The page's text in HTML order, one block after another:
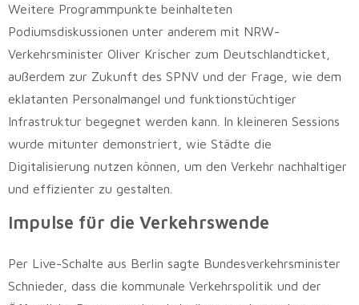
Weitere Programmpunkte beinhalteten
Podiumsdiskussionen unter anderem mit NRW-
Verkehrsminister Oliver Krischer zum Deutschlandticket,
außerdem zur Zukunft des SPNV und der Frage, wie dem
eklatanten Personalmangel und funktionstüchtiger
Infrastruktur begegnet werden kann. In kleineren Sessions
wurde mitunter demonstriert, wie Städte die
Digitalisierung nutzen können, um den Verkehr nachhaltiger
und effizienter zu gestalten.
Impulse für die Verkehrswende
Per Live-Schalte aus Berlin sagte Bundesverkehrsminister
Schnieder, dass die kommunale Verkehrspolitik und der